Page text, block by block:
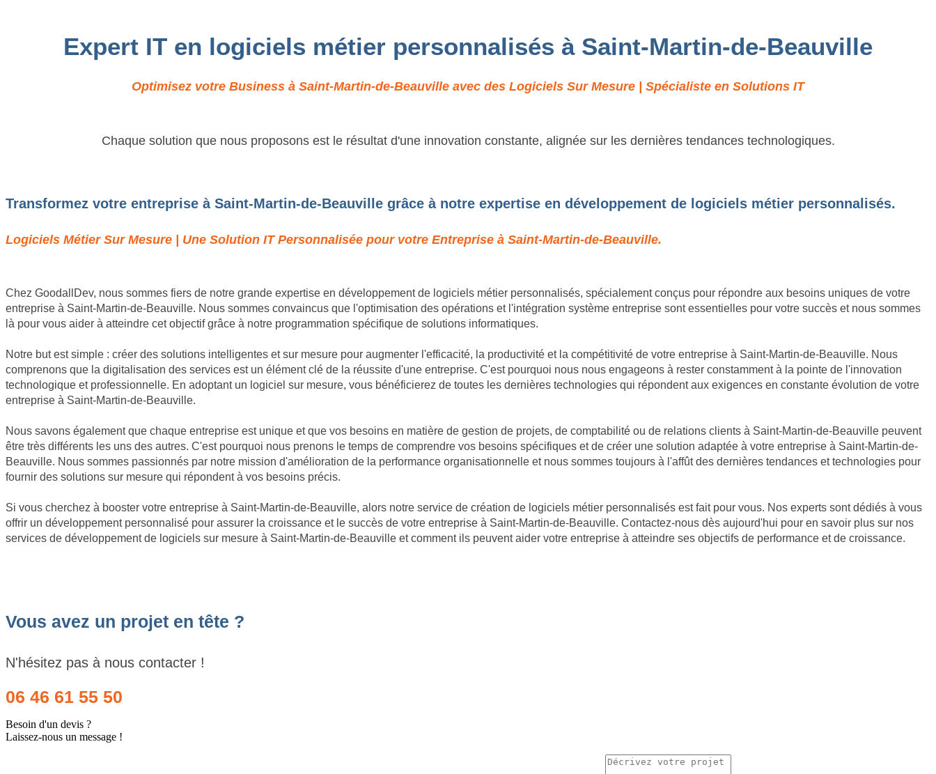
Expert IT en logiciels métier personnalisés à Saint-Martin-de-Beauville
Optimisez votre Business à Saint-Martin-de-Beauville avec des Logiciels Sur Mesure | Spécialiste en Solutions IT
Chaque solution que nous proposons est le résultat d'une innovation constante, alignée sur les dernières tendances technologiques.
Transformez votre entreprise à Saint-Martin-de-Beauville grâce à notre expertise en développement de logiciels métier personnalisés.
Logiciels Métier Sur Mesure | Une Solution IT Personnalisée pour votre Entreprise à Saint-Martin-de-Beauville.
Chez GoodallDev, nous sommes fiers de notre grande expertise en développement de logiciels métier personnalisés, spécialement conçus pour répondre aux besoins uniques de votre
entreprise à Saint-Martin-de-Beauville. Nous sommes convaincus que l'optimisation des opérations et l'intégration système entreprise sont essentielles pour votre succès et nous sommes
là pour vous aider à atteindre cet objectif grâce à notre programmation spécifique de solutions informatiques.
Notre but est simple : créer des solutions intelligentes et sur mesure pour augmenter l'efficacité, la productivité et la compétitivité de votre entreprise à Saint-Martin-de-Beauville. Nous
comprenons que la digitalisation des services est un élément clé de la réussite d'une entreprise. C'est pourquoi nous nous engageons à rester constamment à la pointe de l'innovation
technologique et professionnelle. En adoptant un logiciel sur mesure, vous bénéficierez de toutes les dernières technologies qui répondent aux exigences en constante évolution de votre
entreprise à Saint-Martin-de-Beauville.
Nous savons également que chaque entreprise est unique et que vos besoins en matière de gestion de projets, de comptabilité ou de relations clients à Saint-Martin-de-Beauville peuvent
être très différents les uns des autres. C'est pourquoi nous prenons le temps de comprendre vos besoins spécifiques et de créer une solution adaptée à votre entreprise à Saint-Martin-de-
Beauville. Nous sommes passionnés par notre mission d'amélioration de la performance organisationnelle et nous sommes toujours à l'affût des dernières tendances et technologies pour
fournir des solutions sur mesure qui répondent à vos besoins précis.
Si vous cherchez à booster votre entreprise à Saint-Martin-de-Beauville, alors notre service de création de logiciels métier personnalisés est fait pour vous. Nos experts sont dédiés à vous
offrir un développement personnalisé pour assurer la croissance et le succès de votre entreprise à Saint-Martin-de-Beauville. Contactez-nous dès aujourd'hui pour en savoir plus sur nos
services de développement de logiciels sur mesure à Saint-Martin-de-Beauville et comment ils peuvent aider votre entreprise à atteindre ses objectifs de performance et de croissance.
Vous avez un projet en tête ?
N'hésitez pas à nous contacter !
06 46 61 55 50
Besoin d'un devis ?
Laissez-nous un message !